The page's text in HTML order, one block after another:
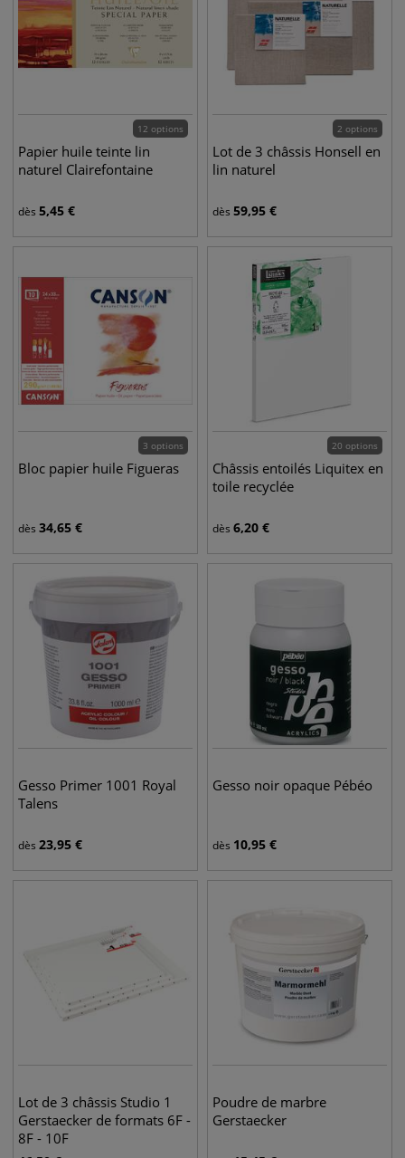
12 options
Papier huile teinte lin
naturel Clairefontaine
dès 5,45 €
2 options
Lot de 3 châssis Honsell en
lin naturel
dès 59,95 €
3 options
Bloc papier huile Figueras
dès 34,65 €
20 options
Châssis entoilés Liquitex en
toile recyclée
dès 6,20 €
Gesso Primer 1001 Royal
Talens
dès 23,95 €
Gesso noir opaque Pébéo
dès 10,95 €
Lot de 3 châssis Studio 1
Gerstaecker de formats 6F -
8F - 10F
Poudre de marbre
Gerstaecker